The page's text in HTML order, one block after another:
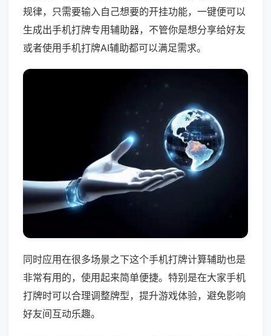
规律，只需要输入自己想要的开挂功能，一键便可以
生成出手机打牌专用辅助器，不管你是想分享给好友
或者使用手机打牌AI辅助都可以满足需求。
同时应用在很多场景之下这个手机打牌计算辅助也是
非常有用的，使用起来简单便捷。特别是在大家手机
打牌时可以合理调整牌型，提升游戏体验，避免影响
好友间互动乐趣。